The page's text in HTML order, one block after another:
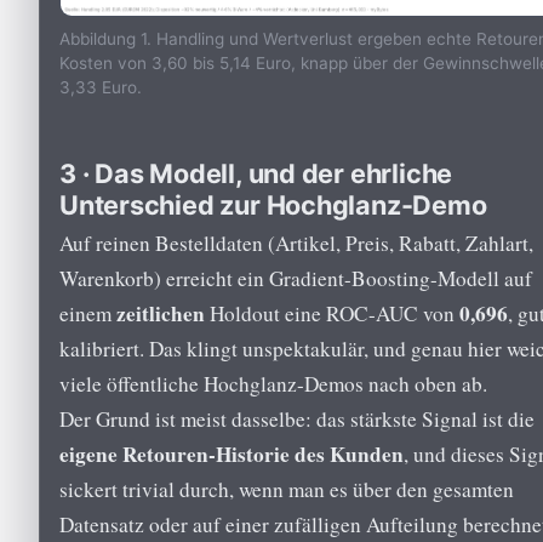
Abbildung 1. Handling und Wertverlust ergeben echte
Kosten von 3,60 bis 5,14 Euro, knapp über der
3,33 Euro.
3 · Das Modell, und der ehrliche
Unterschied zur Hochglanz-Demo
Auf reinen Bestelldaten (Artikel, Preis, Rabatt, Zahlart,
Warenkorb) erreicht ein Gradient-Boosting-Modell auf
einemzeitlichen Holdout eine ROC-AUC von 0,696,
kalibriert. Das klingt unspektakulär, und genau hier
viele öffentliche Hochglanz-Demos nach oben ab.
Der Grund ist meist dasselbe: das stärkste Signal ist die
eigene Retouren-Historie des Kunden, und dieses
sickert trivial durch, wenn man es über den gesamten
Datensatz oder auf einer zufälligen Aufteilung